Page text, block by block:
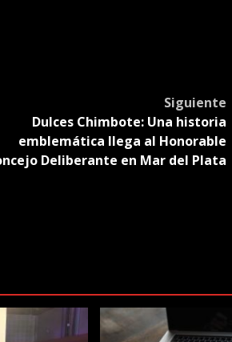
Siguiente
Dulces Chimbote: Una historia
emblemática llega al Honorable
Deliberante en Mar del Plata